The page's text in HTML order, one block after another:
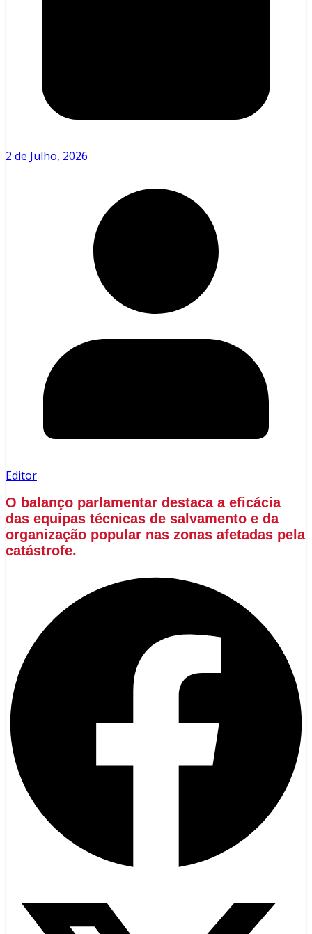
2 de Julho, 2026
Editor
O balanço parlamentar destaca a eficácia
das equipas técnicas de salvamento e da
organização popular nas zonas afetadas pela
catástrofe.